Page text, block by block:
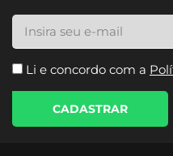
Li e concordo com a
CADASTRAR